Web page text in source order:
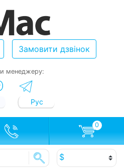
Замовити дзвінок
менеджеру:
Рус
0